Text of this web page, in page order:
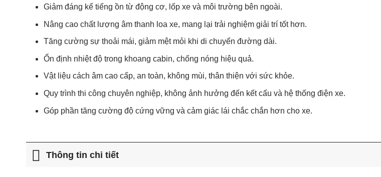
Giảm đáng kể tiếng ồn từ động cơ, lốp xe và môi trường bên ngoài.
Nâng cao chất lượng âm thanh loa xe, mang lại trải nghiệm giải trí tốt hơn.
Tăng cường sự thoải mái, giảm mệt mỏi khi di chuyển đường dài.
Ổn định nhiệt độ trong khoang cabin, chống nóng hiệu quả.
Vật liệu cách âm cao cấp, an toàn, không mùi, thân thiện với sức khỏe.
Quy trình thi công chuyên nghiệp, không ảnh hưởng đến kết cấu và hệ thống điện xe.
Góp phần tăng cường độ cứng vững và cảm giác lái chắc chắn hơn cho xe.
Thông tin chi tiết